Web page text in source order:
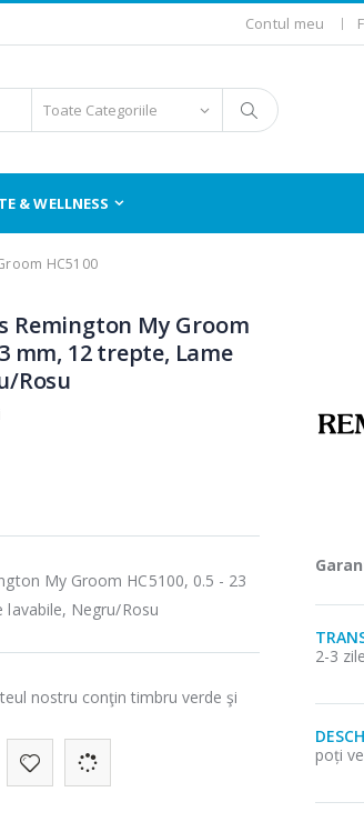
Contul meu
& WELLNESS
HC5100
Remington My Groom
mm, 12 trepte, Lame
Rosu
My Groom HC5100, 0.5 - 23
Negru/Rosu
nostru conţin timbru verde şi
2-3
poți